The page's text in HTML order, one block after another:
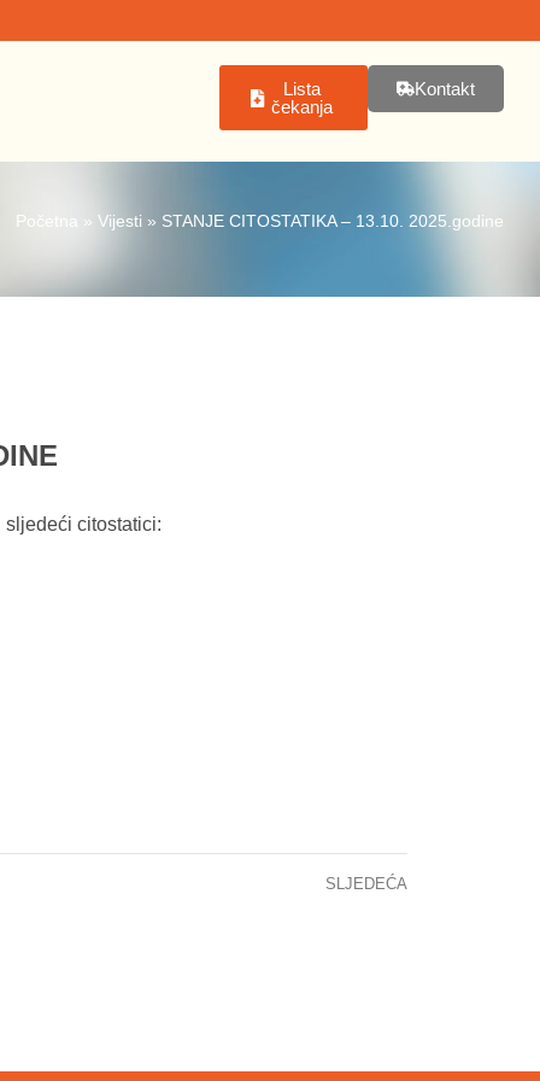
Lista
čekanja
Kontakt
Početna » Vijesti » STANJE CITOSTATIKA – 13.10. 2025.godine
citostatici:
SLJEDEĆA